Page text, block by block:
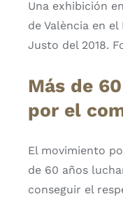
Una exhibición
de València en
Justo del 2018.
Más de
por el
El movimiento
de 60 años
conseguir el